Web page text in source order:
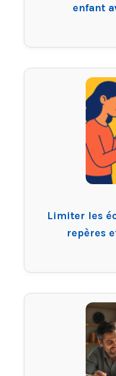
enfant
Limiter les
repères